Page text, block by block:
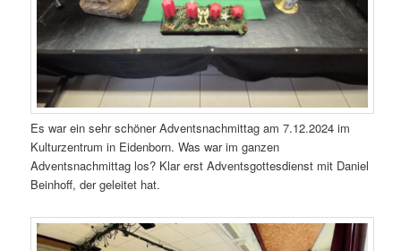
Es war ein sehr schöner Adventsnachmittag am 7.12.2024 im
Kulturzentrum in Eidenborn. Was war im ganzen
Adventsnachmittag los? Klar erst Adventsgottesdienst mit Daniel
Beinhoff, der geleitet hat.